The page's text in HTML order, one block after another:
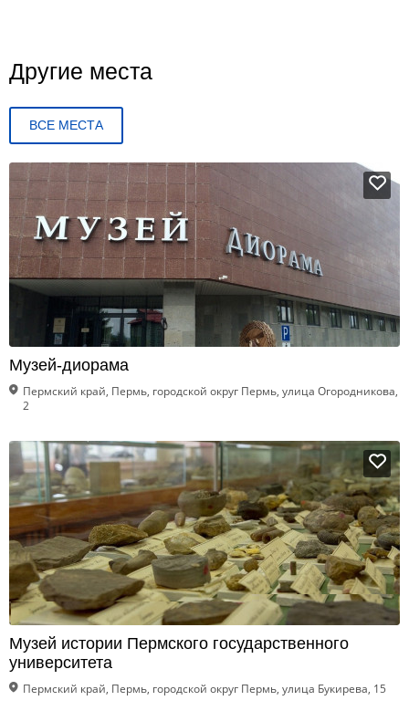
Другие места
ВСЕ МЕСТА
Музей-диорама
Пермский край, Пермь, городской округ Пермь, улица Огородникова,
2
Музей истории Пермского государственного
университета
Пермский край, Пермь, городской округ Пермь, улица Букирева, 15